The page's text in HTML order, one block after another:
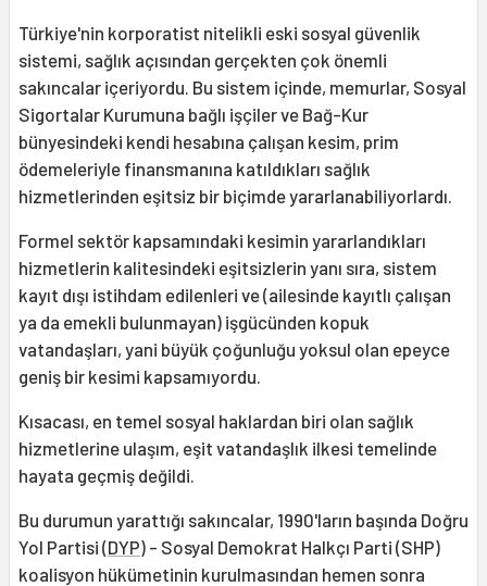
Türkiye'nin korporatist nitelikli eski sosyal güvenlik
sistemi, sağlık açısından gerçekten çok önemli
sakıncalar içeriyordu. Bu sistem içinde, memurlar, Sosyal
Sigortalar Kurumuna bağlı işçiler ve Bağ-Kur
bünyesindeki kendi hesabına çalışan kesim, prim
ödemeleriyle finansmanına katıldıkları sağlık
hizmetlerinden eşitsiz bir biçimde yararlanabiliyorlardı.
Formel sektör kapsamındaki kesimin yararlandıkları
hizmetlerin kalitesindeki eşitsizlerin yanı sıra, sistem
kayıt dışı istihdam edilenleri ve (ailesinde kayıtlı çalışan
ya da emekli bulunmayan) işgücünden kopuk
vatandaşları, yani büyük çoğunluğu yoksul olan epeyce
geniş bir kesimi kapsamıyordu.
Kısacası, en temel sosyal haklardan biri olan sağlık
hizmetlerine ulaşım, eşit vatandaşlık ilkesi temelinde
hayata geçmiş değildi.
Bu durumun yarattığı sakıncalar, 1990'ların başında Doğru
Yol Partisi (DYP) - Sosyal Demokrat Halkçı Parti (SHP)
koalisyon hükümetinin kurulmasından hemen sonra